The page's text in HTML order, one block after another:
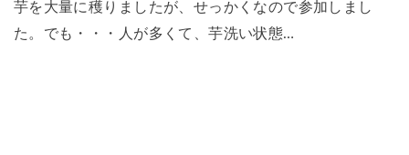
芋を大量に穫りましたが、せっかくなので参加しまし
た。でも・・・人が多くて、芋洗い状態…